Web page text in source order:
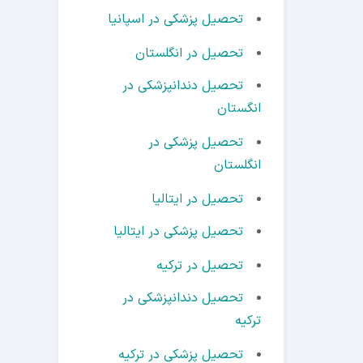
تحصیل پزشکی در اسپانیا
تحصیل در انگلستان
تحصیل دندانپزشکی در
انگستان
تحصیل پزشکی در
انگلستان
تحصیل در ایتالیا
تحصیل پزشکی در ایتالیا
تحصیل در ترکیه
تحصیل دندانپزشکی در
ترکیه
تحصیل پزشکی در ترکیه